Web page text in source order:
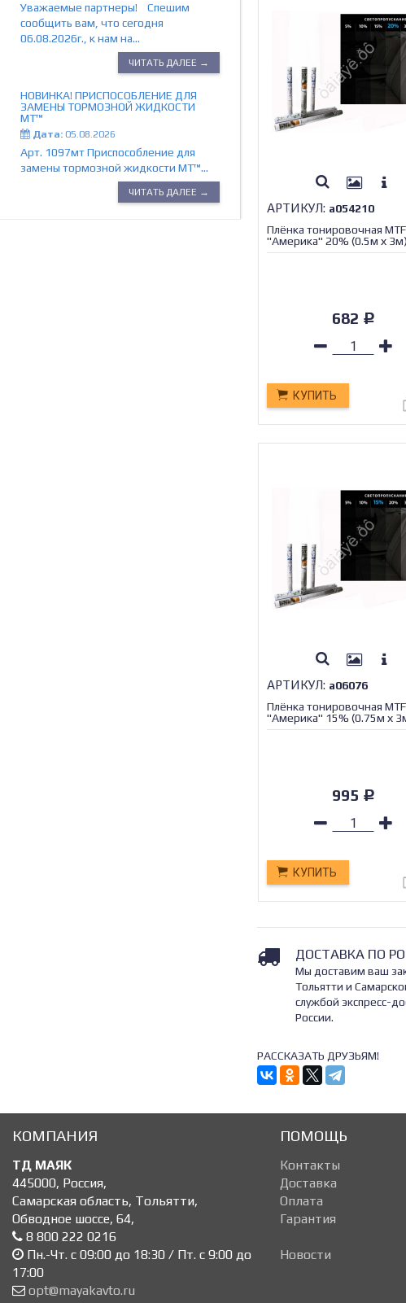
Уважаемые партнеры! Спешим
сообщить вам, что сегодня
06.08.2026г., к нам на...
ЧИТАТЬ ДАЛЕЕ →
НОВИНКА! ПРИСПОСОБЛЕНИЕ ДЛЯ
ЗАМЕНЫ ТОРМОЗНОЙ ЖИДКОСТИ
МТ™
Дата: 05.08.2026
Арт. 1097мт Приспособление для
замены тормозной жидкости МТ™...
ЧИТАТЬ ДАЛЕЕ →
АРТИКУЛ: а054210
Плёнка тонировочная MTF
"Америка" 20% (0.5м х
682 Р
КУПИТЬ
АРТИКУЛ: а06076
Плёнка тонировочная MTF
"Америка" 15% (0.75м х
/1/30
995 Р
КУПИТЬ
ДОСТАВКА ПО
Мы доставим ваш
Тольятти и
службой экспресс-
России.
РАССКАЗАТЬ ДРУЗЬЯМ!
КОМПАНИЯ
ТД МАЯК
445000, Россия,
Самарская область, Тольятти,
Обводное шоссе, 64,
8 800 222 0216
Пн.-Чт. с 09:00 до 18:30 / Пт. с 9:00 до
17:00
opt@mayakavto.ru
ПОМОЩЬ
Контакты
Доставка
Оплата
Гарантия
Новости